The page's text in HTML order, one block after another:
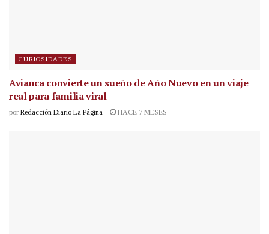
CURIOSIDADES
Avianca convierte un sueño de Año Nuevo en un viaje
real para familia viral
por Redacción Diario La Página HACE 7 MESES